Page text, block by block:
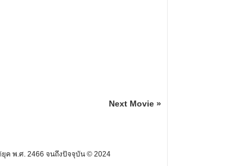
Next Movie »
ค พ.ศ. 2466 จนถึงปัจจุบัน © 2024